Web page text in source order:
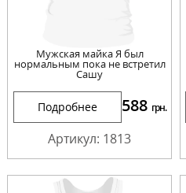
Мужская майка Я был
нормальным пока не встретил
Сашу
Подробнее 588 грн.
Артикул: 1813